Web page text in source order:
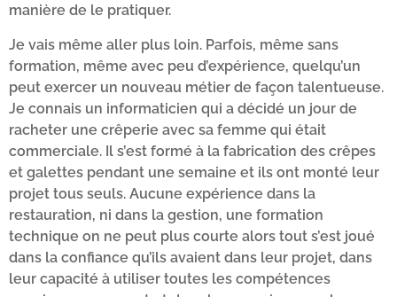
manière de le pratiquer.
Je vais même aller plus loin. Parfois, même sans
formation, même avec peu d’expérience, quelqu’un
peut exercer un nouveau métier de façon talentueuse.
Je connais un informaticien qui a décidé un jour de
racheter une crêperie avec sa femme qui était
commerciale. Il s’est formé à la fabrication des crêpes
et galettes pendant une semaine et ils ont monté leur
projet tous seuls. Aucune expérience dans la
restauration, ni dans la gestion, une formation
technique on ne peut plus courte alors tout s’est joué
dans la confiance qu’ils avaient dans leur projet, dans
leur capacité à utiliser toutes les compétences